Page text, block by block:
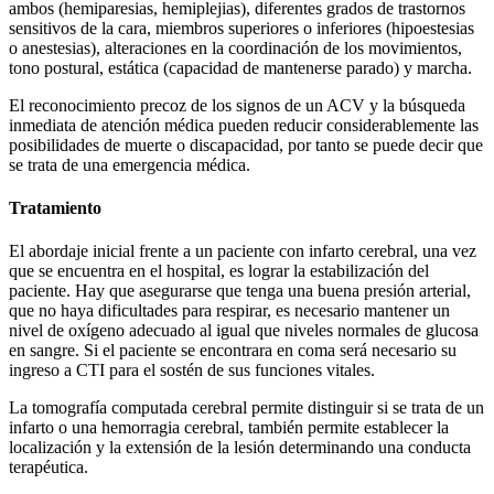
ambos (hemiparesias, hemiplejias), diferentes grados de trastornos
sensitivos de la cara, miembros superiores o inferiores (hipoestesias
o anestesias), alteraciones en la coordinación de los movimientos,
tono postural, estática (capacidad de mantenerse parado) y marcha.
El reconocimiento precoz de los signos de un ACV y la búsqueda
inmediata de atención médica pueden reducir considerablemente las
posibilidades de muerte o discapacidad, por tanto se puede decir que
se trata de una emergencia médica.
Tratamiento
El abordaje inicial frente a un paciente con infarto cerebral, una vez
que se encuentra en el hospital, es lograr la estabilización del
paciente. Hay que asegurarse que tenga una buena presión arterial,
que no haya dificultades para respirar, es necesario mantener un
nivel de oxígeno adecuado al igual que niveles normales de glucosa
en sangre. Si el paciente se encontrara en coma será necesario su
ingreso a CTI para el sostén de sus funciones vitales.
La tomografía computada cerebral permite distinguir si se trata de un
infarto o una hemorragia cerebral, también permite establecer la
localización y la extensión de la lesión determinando una conducta
terapéutica.